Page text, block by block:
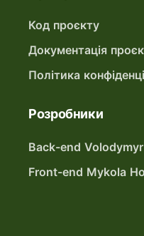
Код проєкту
Документація
Політика
Розробники
Back-end
Front-end Mykola